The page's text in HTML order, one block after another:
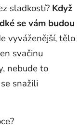
sladkostí? Když
se vám budou
vyváženější, tělo
svačinu
nebude to
snažili